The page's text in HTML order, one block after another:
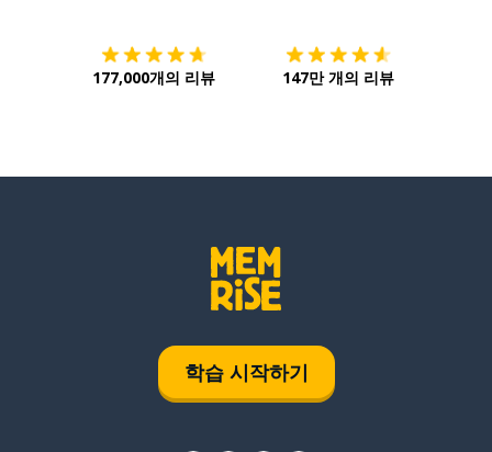
177,000개의 리뷰 147만 개의 리뷰
학습 시작하기